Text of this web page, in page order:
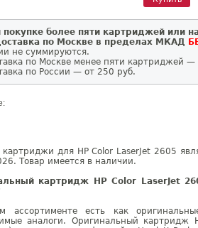
покупке более пяти картриджей или
по Москве в пределах МКАД
не суммируются.
по Москве менее пяти картриджей —
по России — от 250 руб.
для HP Color LaserJet 2605
Товар имеется в наличии.
картридж HP Color LaserJet
ассортименте есть как
аналоги. Оригинальный картридж